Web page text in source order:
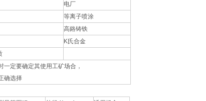
电厂
等离子喷涂
高鉻铸铁
K氏合金
一定要确定其使用工矿场合，
确选择